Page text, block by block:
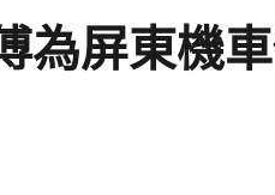
為屏東機